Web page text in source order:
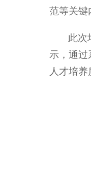
范等关键
此次
示，通过
人才培养